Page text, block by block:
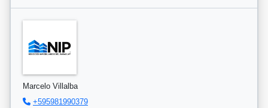
Marcelo Villalba
+595981990379